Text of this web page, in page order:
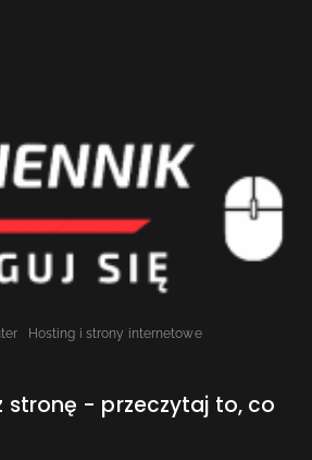
Hosting i strony internetowe
stronę - przeczytaj to, co